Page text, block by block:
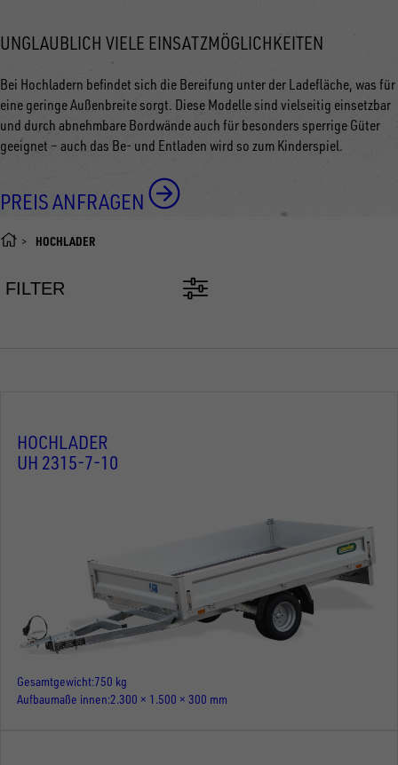
UNGLAUBLICH VIELE EINSATZMÖGLICHKEITEN
Bei Hochladern befindet sich die Bereifung unter der Ladefläche, was für
eine geringe Außenbreite sorgt. Diese Modelle sind vielseitig einsetzbar
und durch abnehmbare Bordwände auch für besonders sperrige Güter
geeignet – auch das Be- und Entladen wird so zum Kinderspiel.
PREIS ANFRAGEN
HOCHLADER
FILTER
HOCHLADER
UH 2315-7-10
Gesamtgewicht 750 kg
Aufbaumaße innen 2.300 × 1.500 × 300 mm